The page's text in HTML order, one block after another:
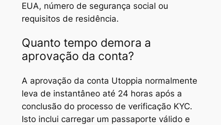
EUA, número de segurança social ou
requisitos de residência.
Quanto tempo demora a
aprovação da conta?
A aprovação da conta Utoppia normalmente
leva de instantâneo até 24 horas após a
conclusão do processo de verificação KYC.
Isto inclui carregar um passaporte válido e